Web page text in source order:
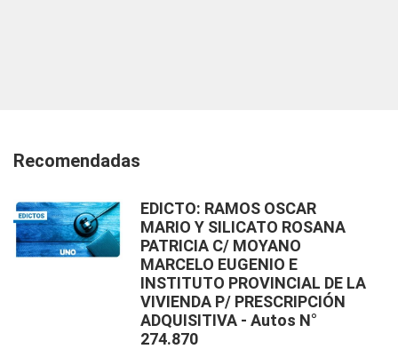
Recomendadas
EDICTO: RAMOS OSCAR
MARIO Y SILICATO ROSANA
PATRICIA C/ MOYANO
MARCELO EUGENIO E
INSTITUTO PROVINCIAL DE LA
VIVIENDA P/ PRESCRIPCIÓN
ADQUISITIVA - Autos N°
274.870